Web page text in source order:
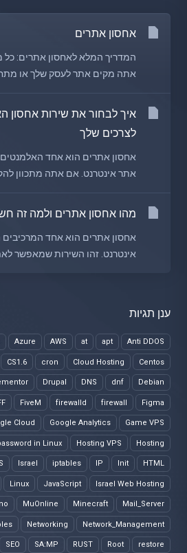
ענן תגיות
Anti DDOS
apt
at
AWS
Azure
Centos
Cloud Hosting
cron
CS1.6
Debian
dnf
DNS
Drupal
Figma
firewall
firewalld
FiveM
Game VPS
Google Analytics
Cloud
Hosting
Hosting VPS
in Linux
HTML
Init
IP
iptables
Israel
Israel Web Hosting
JavaScript
Linux
Mail_Server
Minecraft
MuOnline
Network_Management
Networking
restore
Root
RUST
SA:MP
SEO
אחסון אתרים
המדריך המלא לאחסון אתרים: כל
אתה מקים אתר לעסק שלך או
איך לבחור את שירות אחסון
לצרכים שלך
אחסון אתרים הוא אחד האלמנטים
אתר אינטרנט. אם אתה מתכוון
מהו אחסון אתרים ולמה זה
אחסון אתרים הוא אחד המרכיבים
אינטרנט. זהו השירות שמאפשר